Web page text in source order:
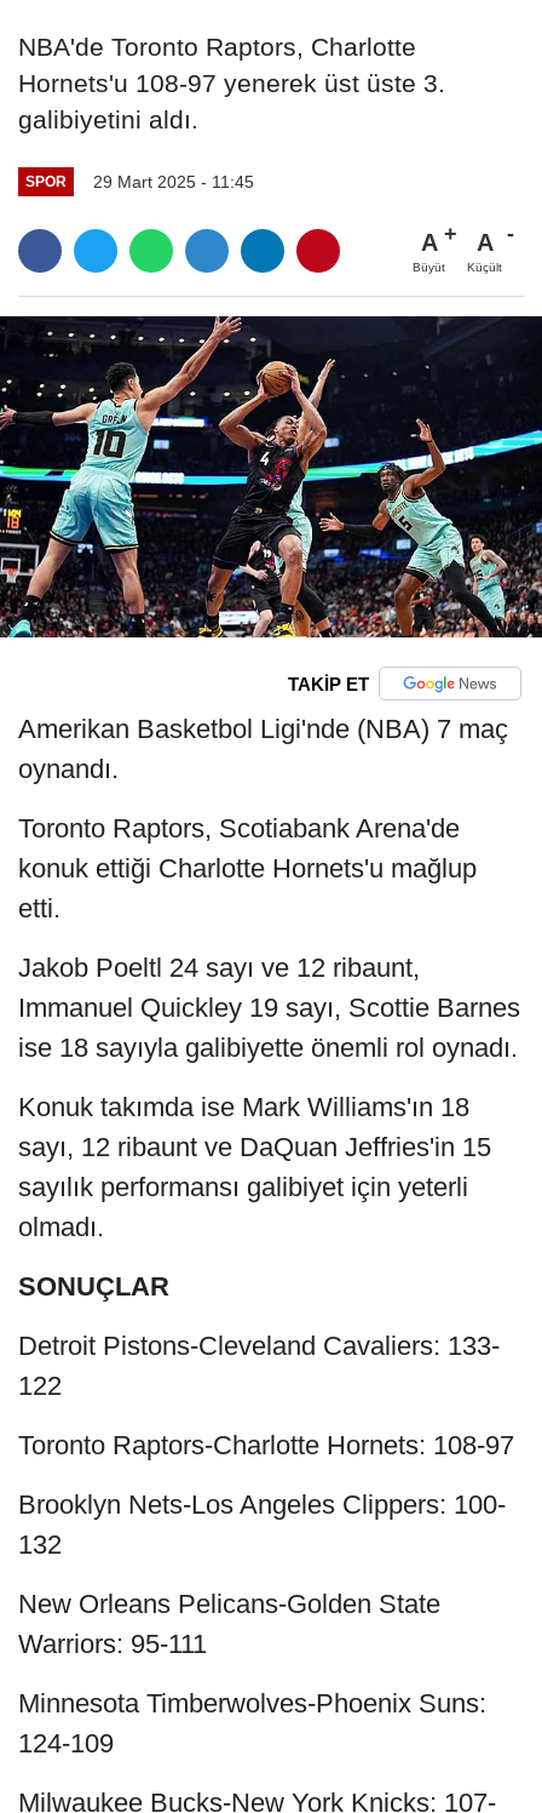
NBA'de Toronto Raptors, Charlotte
Hornets'u 108-97 yenerek üst üste 3.
galibiyetini aldı.
SPOR 29 Mart 2025 - 11:45
A
Büyüt
A
Küçült
TAKİP ET
Amerikan Basketbol Ligi'nde (NBA) 7 maç
oynandı.
Toronto Raptors, Scotiabank Arena'de
konuk ettiği Charlotte Hornets'u mağlup
etti.
Jakob Poeltl 24 sayı ve 12 ribaunt,
Immanuel Quickley 19 sayı, Scottie Barnes
ise 18 sayıyla galibiyette önemli rol oynadı.
Konuk takımda ise Mark Williams'ın 18
sayı, 12 ribaunt ve DaQuan Jeffries'in 15
sayılık performansı galibiyet için yeterli
olmadı.
SONUÇLAR
Detroit Pistons-Cleveland Cavaliers: 133-
122
Toronto Raptors-Charlotte Hornets: 108-97
Brooklyn Nets-Los Angeles Clippers: 100-
132
New Orleans Pelicans-Golden State
Warriors: 95-111
Minnesota Timberwolves-Phoenix Suns:
124-109
Milwaukee Bucks-New York Knicks: 107-